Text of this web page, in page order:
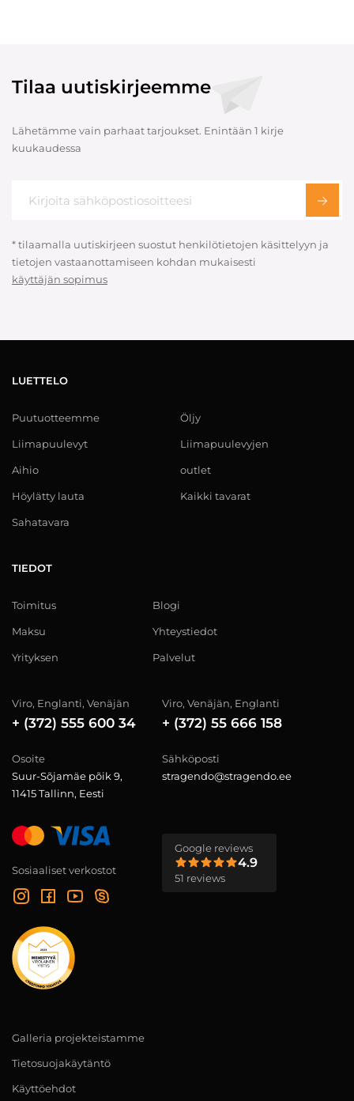
Tilaa uutiskirjeemme
Lähetämme vain parhaat tarjoukset. Enintään 1 kirje
kuukaudessa
* tilaamalla uutiskirjeen suostut henkilötietojen käsittelyyn ja
tietojen vastaanottamiseen kohdan mukaisesti
käyttäjän sopimus
LUETTELO
Puutuotteemme
Liimapuulevyt
Aihio
Höylätty lauta
Sahatavara
Öljy
Liimapuulevyjen
outlet
Kaikki tavarat
TIEDOT
Toimitus
Maksu
Yrityksen
Blogi
Yhteystiedot
Palvelut
Viro, Englanti, Venäjän
+ (372) 555 600 34
Viro, Venäjän, Englanti
+ (372) 55 666 158
Osoite
Suur-Sõjamäe põik 9,
11415 Tallinn, Eesti
Sähköposti
stragendo@stragendo.ee
Sosiaaliset verkostot
Google reviews
4.9
51 reviews
Galleria projekteistamme
Tietosuojakäytäntö
Käyttöehdot